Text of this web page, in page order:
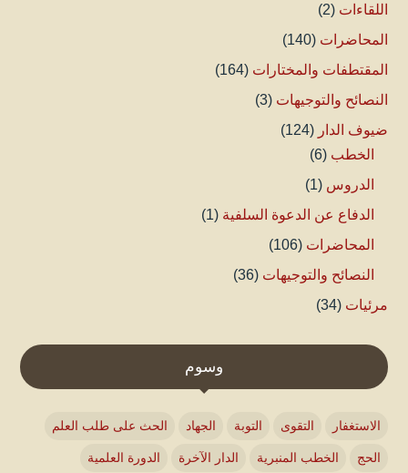
اللقاءات (2)
المحاضرات (140)
المقتطفات والمختارات (164)
النصائح والتوجيهات (3)
ضيوف الدار (124)
الخطب (6)
الدروس (1)
الدفاع عن الدعوة السلفية (1)
المحاضرات (106)
النصائح والتوجيهات (36)
مرئيات (34)
وسوم
الاستغفار التقوى التوبة الجهاد الحث على طلب العلم
الحج الخطب المنبرية الدار الآخرة الدورة العلمية